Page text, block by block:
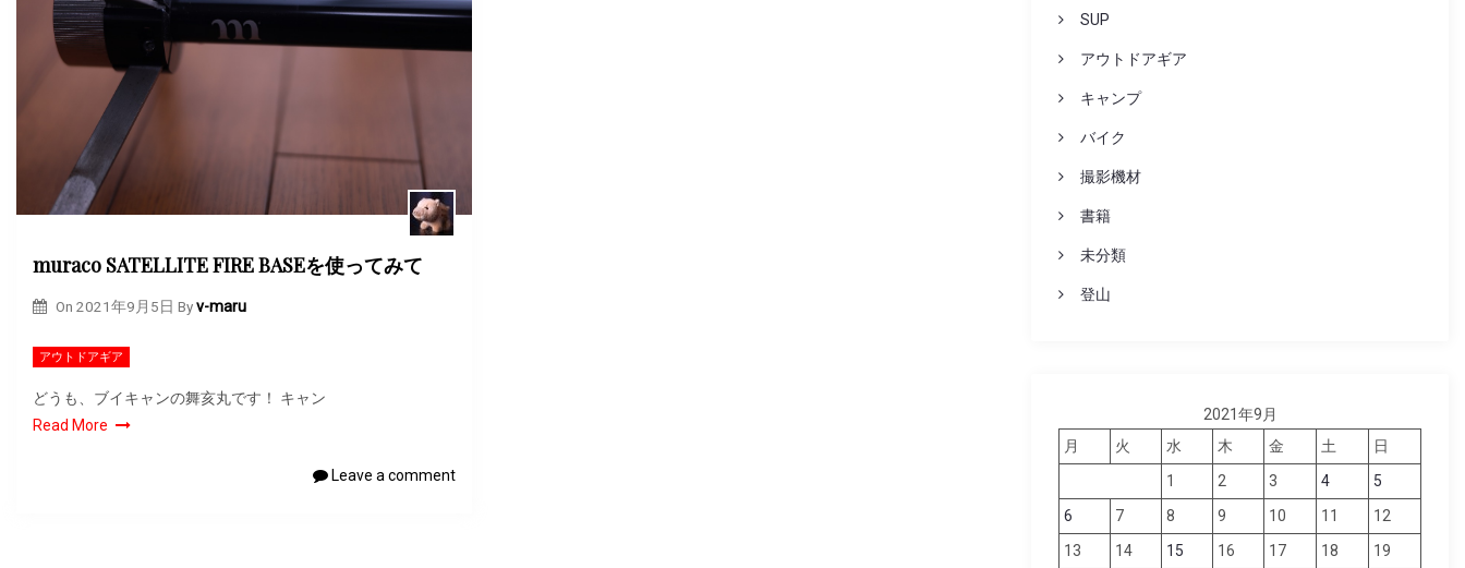
muraco SATELLITE FIRE BASEを使ってみて
On 2021年9月5日 Byv-maru
アウトドアギア
どうも、ブイキャンの舞亥丸です！ キャン
Read More
Leave a comment
SUP
アウトドアギア
キャンプ
バイク
撮影機材
書籍
未分類
登山
2021年9月
月
火 水 木 金 土
日
1
2 3 4
5
6
7 8 9 10 11
12
13
14 15 16 17 18
19